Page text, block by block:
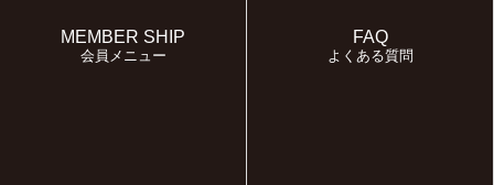
MEMBER SHIP
会員メニュー
FAQ
よくある質問